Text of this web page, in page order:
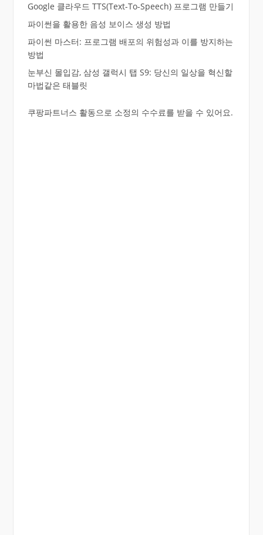
Google 클라우드 TTS(Text-To-Speech) 프로그램 만들기
파이썬을 활용한 음성 보이스 생성 방법
파이썬 마스터: 프로그램 배포의 위험성과 이를 방지하는
방법
눈부신 몰입감, 삼성 갤럭시 탭 S9: 당신의 일상을 혁신할
마법같은 태블릿
쿠팡파트너스 활동으로 소정의 수수료를 받을 수 있어요.